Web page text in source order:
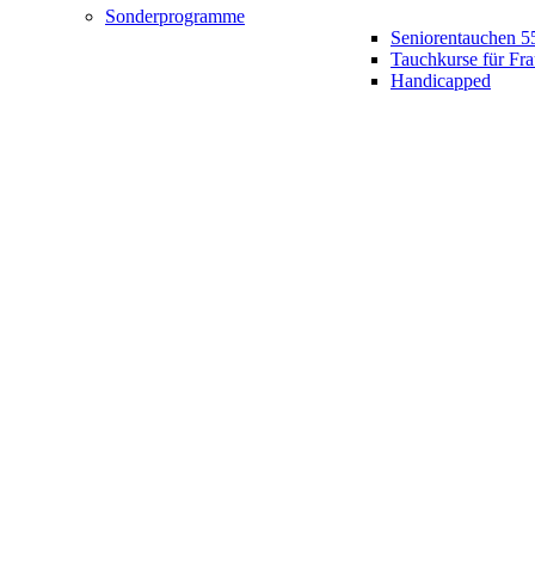
Sonderprogramme
Seniorentauchen
Tauchkurse für
Handicapped